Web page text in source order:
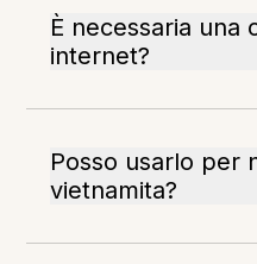
È necessaria una
internet?
Posso usarlo per
vietnamita?